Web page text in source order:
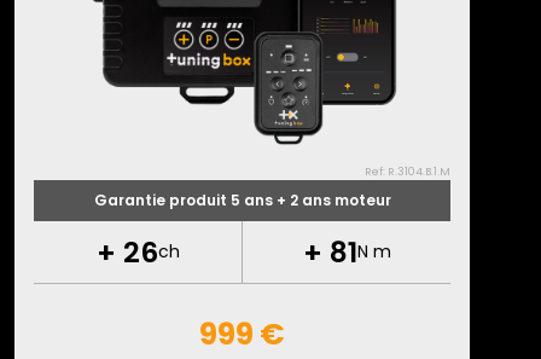
Ref: R.3104.B.1.M
Garantie produit 5 ans + 2 ans moteur
+ 26ch + 81N m
999 €